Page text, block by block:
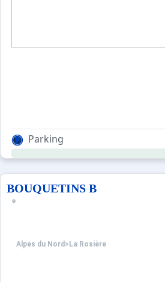
Parking
BOUQUETINS B
Alpes du Nord > La Rosière